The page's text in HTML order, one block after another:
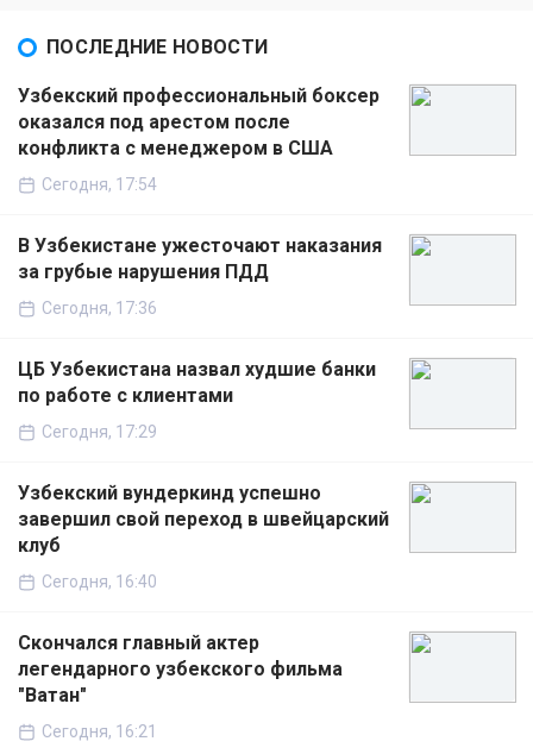
ПОСЛЕДНИЕ НОВОСТИ
Узбекский профессиональный боксер
оказался под арестом после
конфликта с менеджером в США
Сегодня, 17:54
В Узбекистане ужесточают наказания
за грубые нарушения ПДД
Сегодня, 17:36
ЦБ Узбекистана назвал худшие банки
по работе с клиентами
Сегодня, 17:29
Узбекский вундеркинд успешно
завершил свой переход в швейцарский
клуб
Сегодня, 16:40
Скончался главный актер
легендарного узбекского фильма
"Ватан"
Сегодня, 16:21